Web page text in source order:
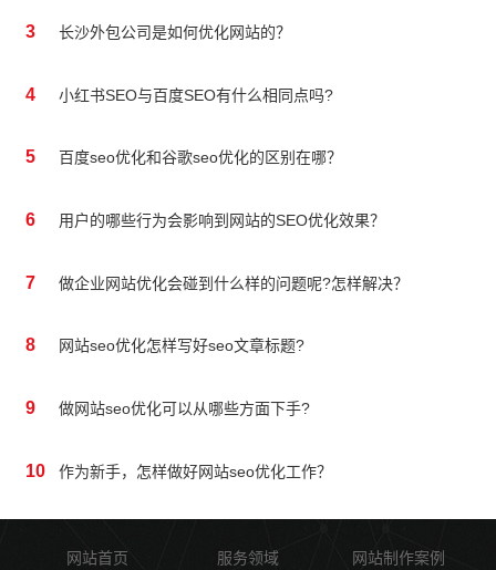
3 长沙外包公司是如何优化网站的？
4 小红书SEO与百度SEO有什么相同点吗?
5 百度seo优化和谷歌seo优化的区别在哪？
6 用户的哪些行为会影响到网站的SEO优化效果？
7 做企业网站优化会碰到什么样的问题呢?怎样解决？
8 网站seo优化怎样写好seo文章标题?
9 做网站seo优化可以从哪些方面下手?
10 作为新手，怎样做好网站seo优化工作？
网站首页 服务领域 网站制作案例